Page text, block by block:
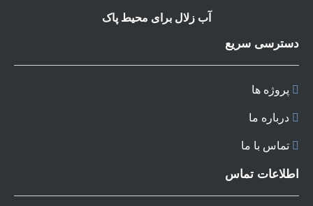
آب زلال برای محیط پاک
دسترسی سریع
پروژه ها
درباره ما
تماس با ما
اطلاعات تماس